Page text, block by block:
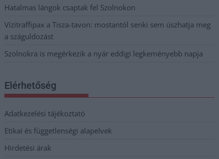
Hatalmas lángok csaptak fel Szolnokon
Vízitraffipax a Tisza-tavon: mostantól senki sem úszhatja meg
a száguldozást
Szolnokra is megérkezik a nyár eddigi legkeményebb napja
Elérhetőség
Adatkezelési tájékoztató
Etikai és függetlenségi alapelvek
Hirdetési árak